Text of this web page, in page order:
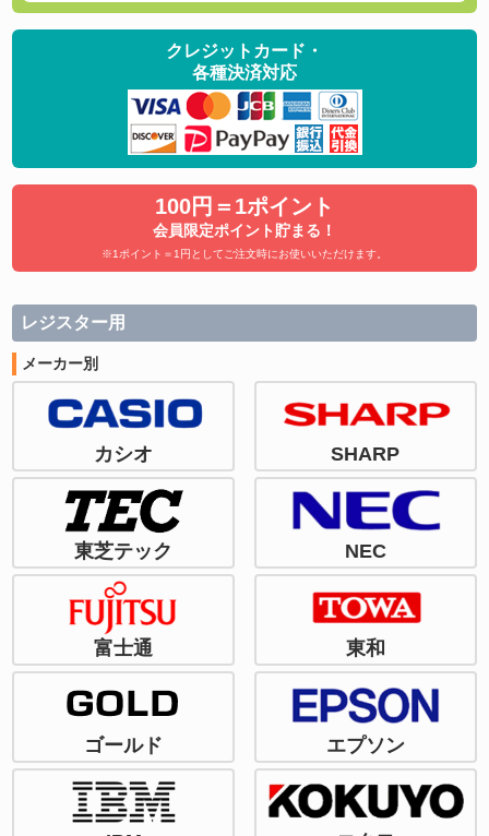
クレジットカード・
各種決済対応
100円＝1ポイント
会員限定ポイント貯まる！
※1ポイント＝1円としてご注文時にお使いいただけます。
レジスター用
メーカー別
カシオ SHARP
東芝テック NEC
富士通 東和
ゴールド エプソン